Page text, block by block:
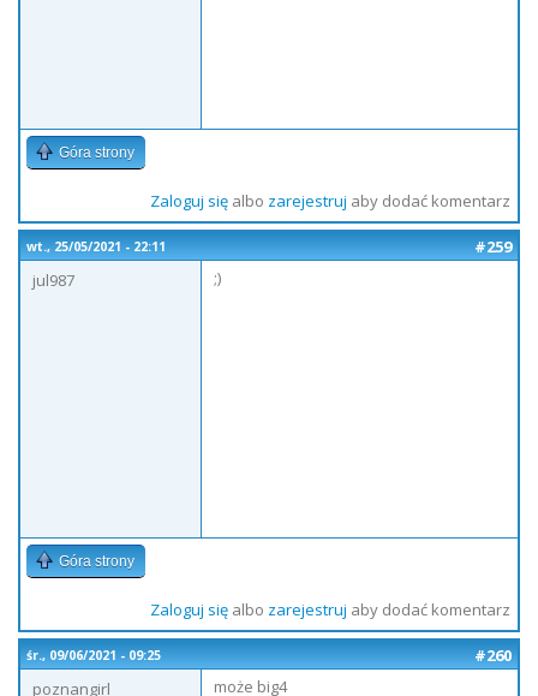
Góra strony
Zaloguj sięalbo zarejestruj aby dodać komentarz
wt., 25/05/2021 - 22:11
#259
jul987
;)
Góra strony
Zaloguj sięalbo zarejestruj aby dodać komentarz
śr., 09/06/2021 - 09:25
#260
poznangirl
może big4